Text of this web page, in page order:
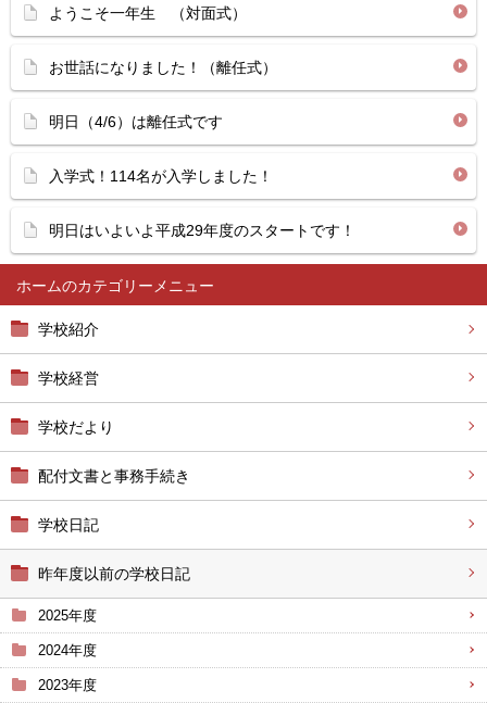
ホーム
学校紹介
学校経営
学校だより
配付文書と事務手続き
学校日記
昨年度以前の学校日記
2025年度
2024年度
2023年度
ようこそ一年生 （対面式）
お世話になりました！（離任式）
明日（4/6）は離任式です
入学式！114名が入学しました！
明日はいよいよ平成29年度のスタートです！